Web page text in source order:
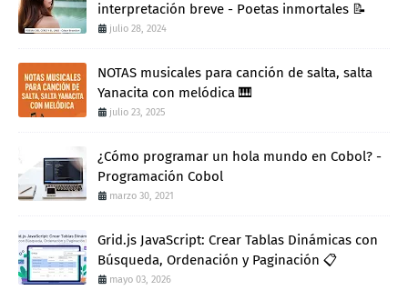
interpretación breve - Poetas inmortales 📝
julio 28, 2024
NOTAS musicales para canción de salta, salta
Yanacita con melódica 🎹
julio 23, 2025
¿Cómo programar un hola mundo en Cobol? -
Programación Cobol
marzo 30, 2021
Grid.js JavaScript: Crear Tablas Dinámicas con
Búsqueda, Ordenación y Paginación 📋
mayo 03, 2026